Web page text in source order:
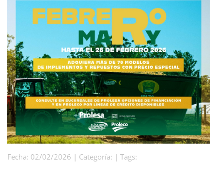
Fecha: 02/02/2026 | Categoría: | Tags: